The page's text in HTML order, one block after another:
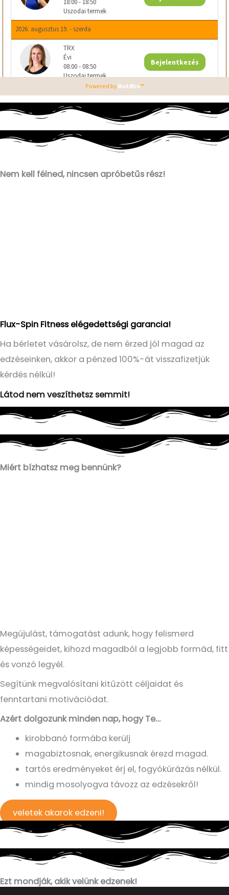
Nem kell félned, nincsen apróbetűs rész!
Flux-Spin Fitness elégedettségi garancia!
Ha bérletet vásárolsz, de nem érzed jól magad az
edzéseinken, akkor a pénzed 100%-át visszafizetjük
kérdés nélkül!
Látod nem veszíthetsz semmit!
Miért bízhatsz meg bennünk?
Megújulást, támogatást adunk, hogy felismerd
képességeidet, kihozd magadból a legjobb formád, fitt
és vonzó legyél.
Segítünk megvalósítani kitűzött céljaidat és
fenntartani motivációdat.
Azért dolgozunk minden nap, hogy Te…
kirobbanó formába kerülj
magabiztosnak, energikusnak érezd magad.
tartós eredményeket érj el, fogyókúrázás nélkül.
mindig mosolyogva távozz az edzésekről!
veletek akarok edzeni!
Ezt mondják, akik velünk edzenek!